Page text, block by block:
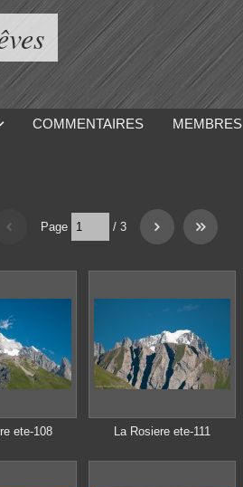
COMMENTAIRES MEMBRES
Page / 3
ete-108 La Rosiere ete-111